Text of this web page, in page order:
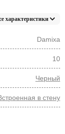
характеристики
Damixa
10
Черный
в стену